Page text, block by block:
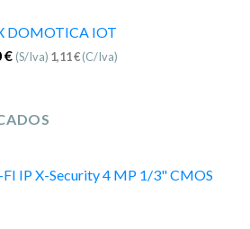
DOMOTICA IOT
€ (S/Iva) 1,11€(C/Iva)
IP X-Security 4 MP 1/3" CMOS